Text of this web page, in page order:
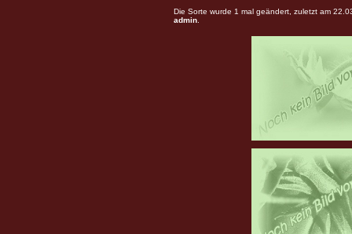
Die Sorte wurde 1 mal geändert, zuletzt am
admin